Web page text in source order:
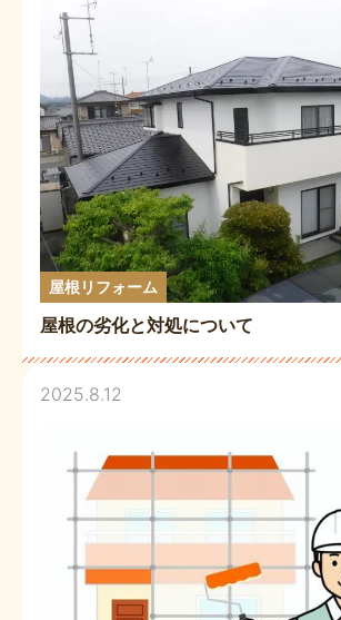
屋根リフォーム
屋根の劣化と対処について
2025.8.12